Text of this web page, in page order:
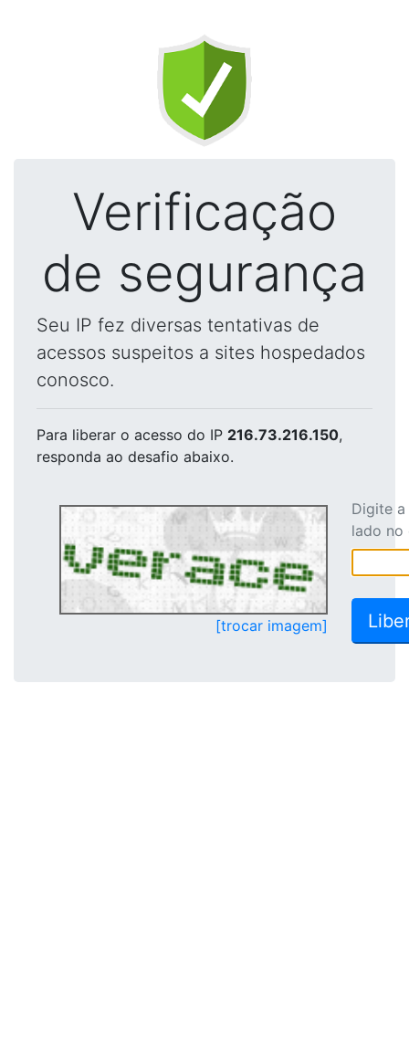
Verificação
de segurança
Seu IP fez diversas tentativas de
acessos suspeitos a sites hospedados
conosco.
Para liberar o acesso do IP 216.73.216.150,
responda ao desafio abaixo.
[trocar imagem]
Digite
lado no